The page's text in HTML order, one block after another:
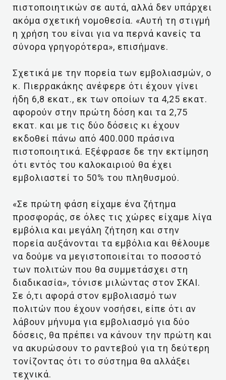
πιστοποιητικών σε αυτά, αλλά δεν υπάρχει
ακόμα σχετική νομοθεσία. «Αυτή τη στιγμή
η χρήση του είναι για να περνά κανείς τα
σύνορα γρηγορότερα», επισήμανε.
Σχετικά με την πορεία των εμβολιασμών, ο
κ. Πιερρακάκης ανέφερε ότι έχουν γίνει
ήδη 6,8 εκατ., εκ των οποίων τα 4,25 εκατ.
αφορούν στην πρώτη δόση και τα 2,75
εκατ. και με τις δύο δόσεις κι έχουν
εκδοθεί πάνω από 400.000 πράσινα
πιστοποιητικά. Εξέφρασε δε την εκτίμηση
ότι εντός του καλοκαιριού θα έχει
εμβολιαστεί το 50% του πληθυσμού.
«Σε πρώτη φάση είχαμε ένα ζήτημα
προσφοράς, σε όλες τις χώρες είχαμε λίγα
εμβόλια και μεγάλη ζήτηση και στην
πορεία αυξάνονται τα εμβόλια και θέλουμε
να δούμε να μεγιστοποιείται το ποσοστό
των πολιτών που θα συμμετάσχει στη
διαδικασία», τόνισε μιλώντας στον ΣΚΑΙ.
Σε ό,τι αφορά στον εμβολιασμό των
πολιτών που έχουν νοσήσει, είπε ότι αν
λάβουν μήνυμα για εμβολιασμό για δύο
δόσεις, θα πρέπει να κάνουν την πρώτη και
να ακυρώσουν το ραντεβού για τη δεύτερη
τονίζοντας ότι το σύστημα θα αλλάξει
τεχνικά.